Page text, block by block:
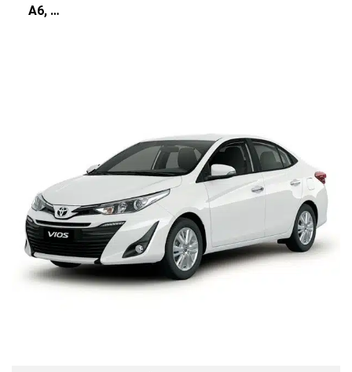
A6, …